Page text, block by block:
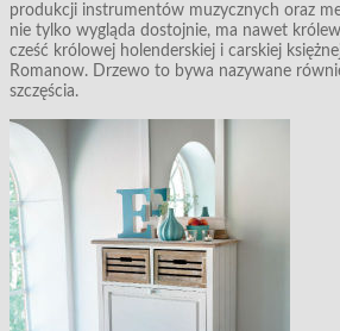
produkcji instrumentów muzycznych oraz
nie tylko wygląda dostojnie, ma nawet
cześć królowej holenderskiej i carskiej
Romanow. Drzewo to bywa nazywane
szczęścia.